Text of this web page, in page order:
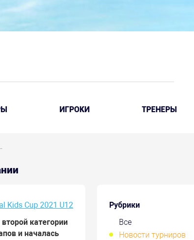
ИГРОКИ ТРЕНЕРЫ
Рубрики
Все
Новости турниров
Kids Cup 2021 U12
категории
и началась